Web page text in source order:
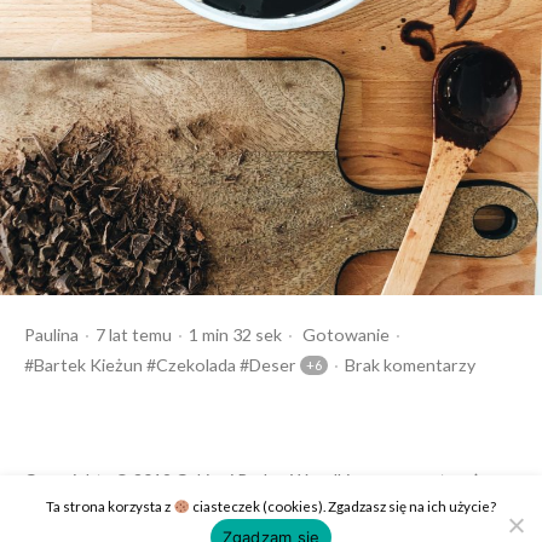
Opublikowany
przez
Paulina 7 lat temu
Czas
czytania
1 min 32 sek
Opublikowany
w
Gotowanie
Bartek Kieżun
Czekolada Deser Brak komentarzy
Copyrights © 2019 Cukier i Puder. Wszelkie prawa zastrzeżone.
Polityka prywatności
Kontakt
Ta strona korzysta z ciasteczek (cookies). Zgadzasz się na ich użycie?
Zgadzam się